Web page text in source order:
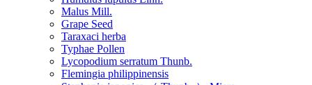
Malus Mill.
Grape Seed
Taraxaci herba
Typhae Pollen
Lycopodium serratum Thunb.
Flemingia philippinensis